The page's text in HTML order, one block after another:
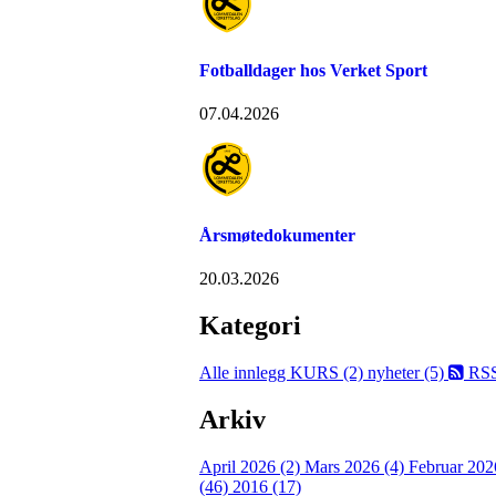
Fotballdager hos Verket Sport
07.04.2026
Årsmøtedokumenter
20.03.2026
Kategori
Alle innlegg KURS (2) nyheter (5)
Arkiv
April 2026 (2) Mars 2026 (4) Februar
(46) 2016 (17)